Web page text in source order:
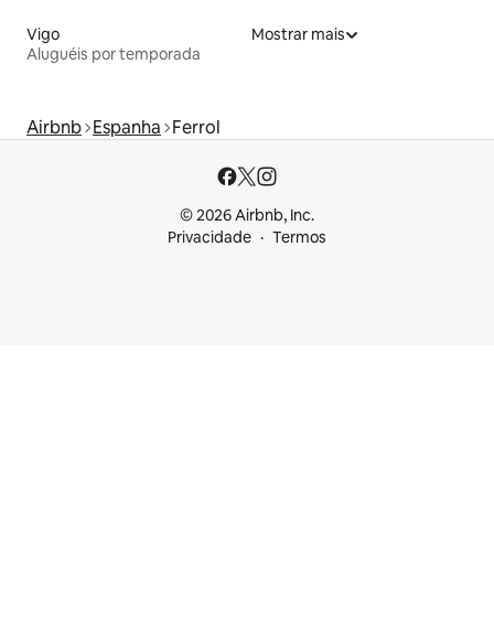
Vigo
Aluguéis por temporada
Mostrar mais
Airbnb Espanha Ferrol
© 2026 Airbnb, Inc.
Privacidade
Termos